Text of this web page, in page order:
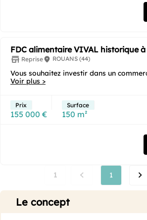
FDC alimentaire VIVAL historique
Reprise ROUANS (44)
Vous souhaitez investir dans un
franchise clé en main sous enseigne ?
Voir plus >
Prix
155 000 €
Surface
150 m²
1 1
Le concept